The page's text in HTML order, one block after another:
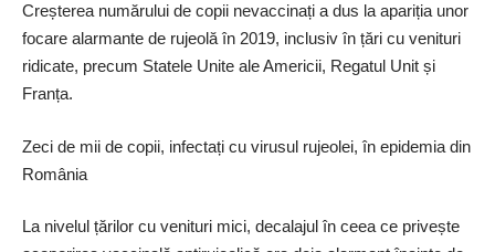
Creșterea numărului de copii nevaccinați a dus la apariția unor
focare alarmante de rujeolă în 2019, inclusiv în țări cu venituri
ridicate, precum Statele Unite ale Americii, Regatul Unit și
Franța.
Zeci de mii de copii, infectați cu virusul rujeolei, în epidemia din
România
La nivelul țărilor cu venituri mici, decalajul în ceea ce privește